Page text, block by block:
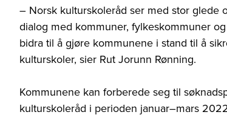
– Norsk kulturskoleråd ser med stor glede
dialog med kommuner, fylkeskommuner
bidra til å gjøre kommunene i stand til å
kulturskoler, sier Rut Jorunn Rønning.
Kommunene kan forberede seg til
kulturskoleråd i perioden januar–mars